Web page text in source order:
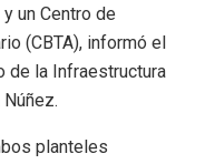
un Centro de
(CBTA), informó el
de la Infraestructura
planteles